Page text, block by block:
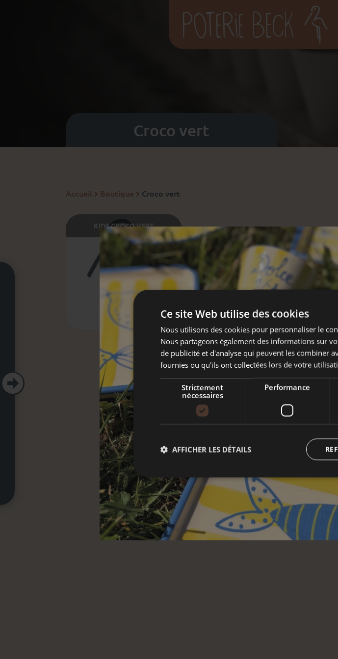

Croco vert
Accueil  Boutique  Croco vert
KIDS CROCO VERT
Ce site Web utilise des cookies
Nous utilisons des cookies pour personnaliser le
Nous partageons également des informations sur
de publicité et d'analyse qui peuvent les combiner
fournies ou qu'ils ont collectées lors de votre
Strictement
nécessaires
Performance
AFFICHER LES DÉTAILS